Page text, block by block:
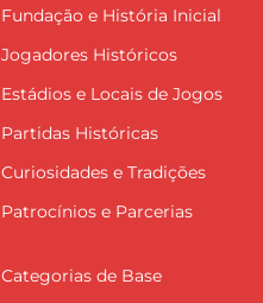
Fundação e História Inicial
Jogadores Históricos
Estádios e Locais de Jogos
Partidas Históricas
Curiosidades e Tradições
Patrocínios e Parcerias
Categorias de Base